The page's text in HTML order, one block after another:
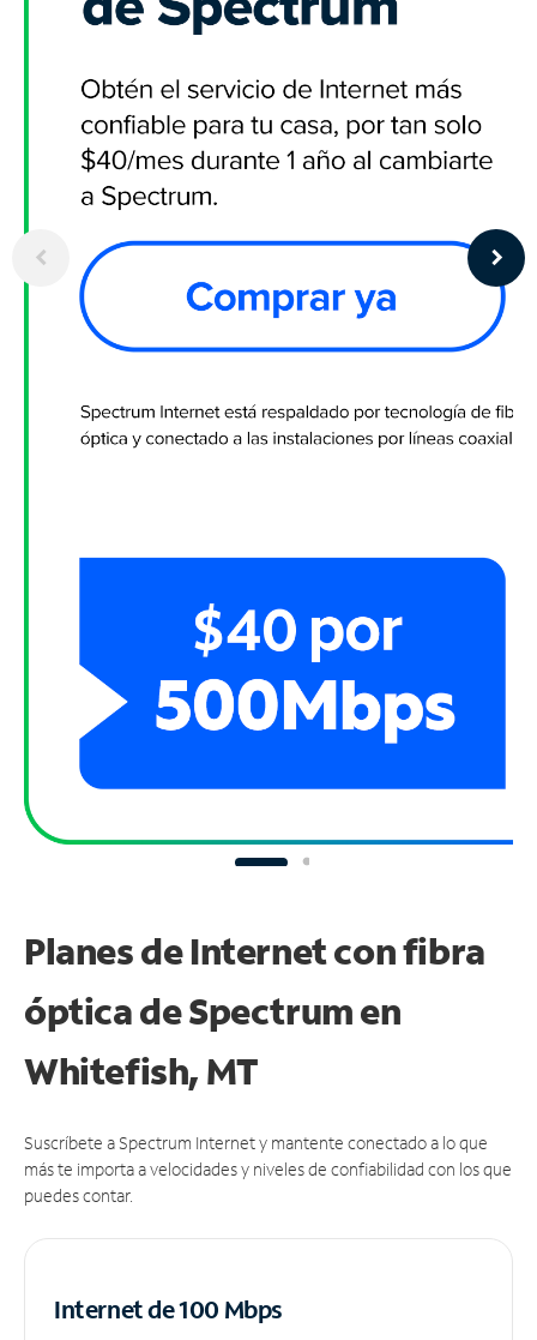
Planes de Internet con fibra
óptica de Spectrum en
Whitefish, MT
Suscríbete a Spectrum Internet y mantente conectado a lo que
más te importa a velocidades y niveles de confiabilidad con los que
puedes contar.
Internet de 100 Mbps